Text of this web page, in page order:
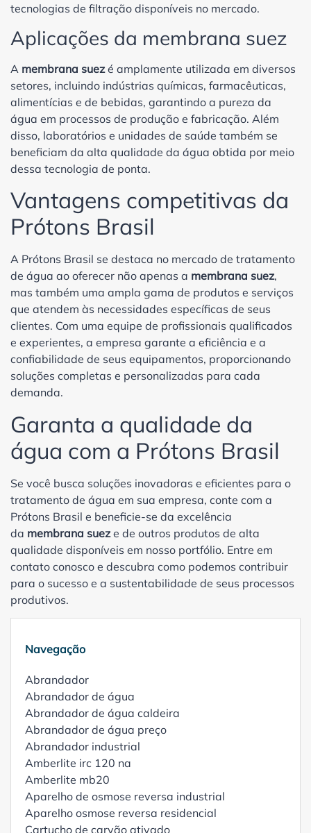
tecnologias de filtração disponíveis no mercado.
Aplicações da membrana suez
A membrana suezé amplamente utilizada em diversos
setores, incluindo indústrias químicas, farmacêuticas,
alimentícias e de bebidas, garantindo a pureza da
água em processos de produção e fabricação. Além
disso, laboratórios e unidades de saúde também se
beneficiam da alta qualidade da água obtida por meio
dessa tecnologia de ponta.
Vantagens competitivas da
Prótons Brasil
A Prótons Brasil se destaca no mercado de tratamento
de água ao oferecer não apenas a membrana suez,
mas também uma ampla gama de produtos e serviços
que atendem às necessidades específicas de seus
clientes. Com uma equipe de profissionais qualificados
e experientes, a empresa garante a eficiência e a
confiabilidade de seus equipamentos, proporcionando
soluções completas e personalizadas para cada
demanda.
Garanta a qualidade da
água com a Prótons Brasil
Se você busca soluções inovadoras e eficientes para o
tratamento de água em sua empresa, conte com a
Prótons Brasil e beneficie-se da excelência
da membrana sueze de outros produtos de alta
qualidade disponíveis em nosso portfólio. Entre em
contato conosco e descubra como podemos contribuir
para o sucesso e a sustentabilidade de seus processos
produtivos.
Navegação
Abrandador
Abrandador de água
Abrandador de água caldeira
Abrandador de água preço
Abrandador industrial
Amberlite irc 120 na
Amberlite mb20
Aparelho de osmose reversa industrial
Aparelho osmose reversa residencial
Cartucho de carvão ativado